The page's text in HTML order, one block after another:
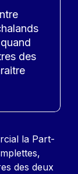
des
la Part-
des deux